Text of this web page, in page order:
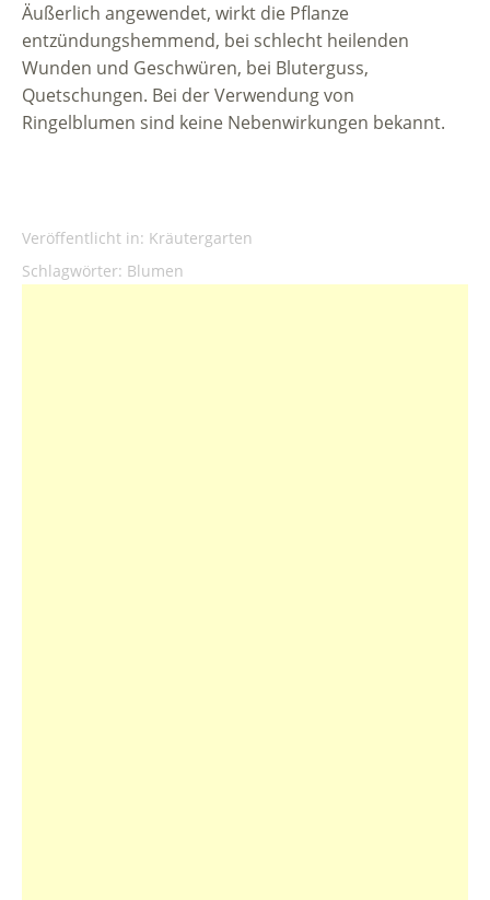
Äußerlich angewendet, wirkt die Pflanze
entzündungshemmend, bei schlecht heilenden
Wunden und Geschwüren, bei Bluterguss,
Quetschungen. Bei der Verwendung von
Ringelblumen sind keine Nebenwirkungen bekannt.
Veröffentlicht in: Kräutergarten
Schlagwörter: Blumen